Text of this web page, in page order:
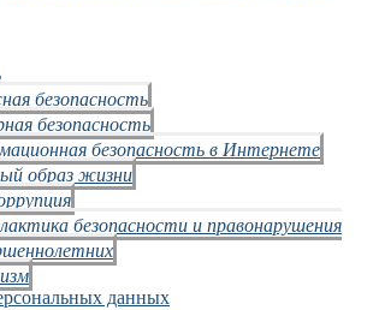
безопасность
безопасность
безопасность в Интернете
образ жизни
безопасности и правонарушения
данных